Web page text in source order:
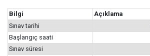
Bilgi
Açıklama
Sınav tarihi
Başlangıç saati
Sınav süresi